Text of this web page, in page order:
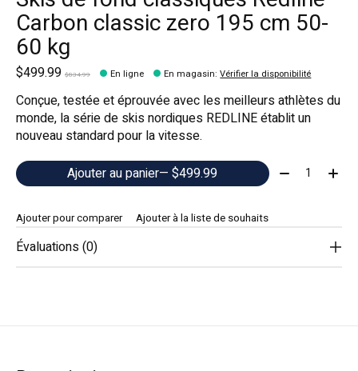
Carbon classic zero 195 cm 50-
60 kg
$499.99 $834.99 En ligne En magasin:Vérifier la disponibilité
Conçue, testée et éprouvée avec les meilleurs athlètes du
monde, la série de skis nordiques REDLINE établit un
nouveau standard pour la vitesse.
Ajouter au panier
— $499.99 Quantité:
Ajouter pour comparer Ajouter à la liste de souhaits
Évaluations (0)